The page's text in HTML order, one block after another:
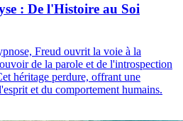
: De l'Histoire au Soi
Freud ouvrit la voie à la
de la parole et de l'introspection
héritage perdure, offrant une
et du comportement humains.